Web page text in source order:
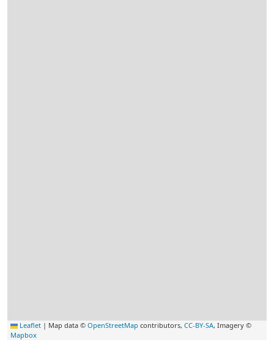
Leaflet | Map data © OpenStreetMap contributors, CC-BY-SA, Imagery ©
Mapbox